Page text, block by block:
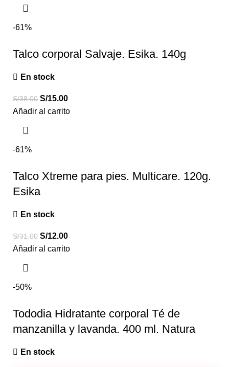
-61%
Talco corporal Salvaje. Esika. 140g
En stock
S/38.00 S/15.00
Añadir al carrito
-61%
Talco Xtreme para pies. Multicare. 120g.
Esika
En stock
S/31.00 S/12.00
Añadir al carrito
-50%
Tododia Hidratante corporal Té de
manzanilla y lavanda. 400 ml. Natura
En stock